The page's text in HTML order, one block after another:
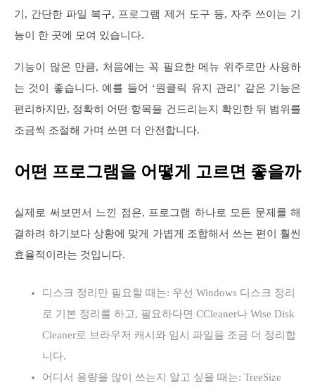
기, 간단한 파일 복구, 프로그램 제거 도구 등, 자주 쓰이는 기
능이 한 곳에 모여 있습니다.
기능이 많은 만큼, 처음에는 꼭 필요한 메뉴 위주로만 사용하
는 것이 좋습니다. 예를 들어 ‘원클릭 유지 관리’ 같은 기능은
편리하지만, 정확히 어떤 항목을 건드리는지 확인한 뒤 범위를
조금씩 조절해 가며 쓰면 더 안전합니다.
어떤 프로그램을 어떻게 고르면 좋을까
실제로 써보면서 느낀 점은, 프로그램 하나로 모든 문제를 해
결하려 하기보다 상황에 맞게 가볍게 조합해서 쓰는 편이 훨씬
효율적이라는 것입니다.
디스크 정리만 필요할 때는: 우선 Windows 디스크 정리
로 기본 정리를 하고, 필요하다면 CCleaner나 Wise Disk
Cleaner로 브라우저 캐시와 임시 파일을 조금 더 정리합
니다.
어디서 용량을 많이 쓰는지 알고 싶을 때는: TreeSize